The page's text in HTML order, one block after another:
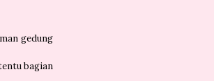
gedung
bagian